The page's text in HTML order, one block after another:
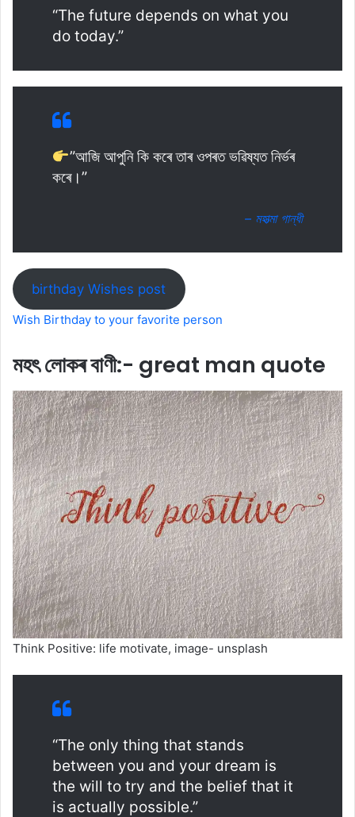
“The future depends on what you
do today.”
”আজি আপুনি কি কৰে তাৰ ওপৰত ভৱিষ্যত নিৰ্ভৰ
কৰে।”
– মহাত্মা গান্ধী
birthday Wishes post
Wish Birthday to your favorite person
মহৎ লোকৰ বাণী:- great man quote
Think Positive: life motivate, image- unsplash
“The only thing that stands
between you and your dream is
the will to try and the belief that it
is actually possible.”